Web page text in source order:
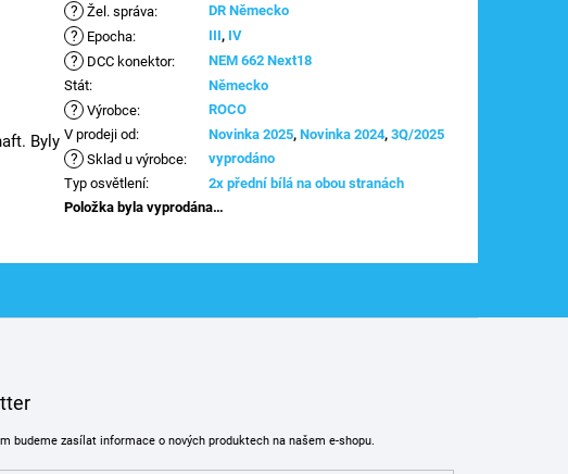
Byly
? Žel. správa: DR Německo
? Epocha: III, IV
? DCC konektor:
NEM 662 Next18
Stát: Německo
? Výrobce:
ROCO
V prodeji od: Novinka 2025,Novinka 2024,3Q/2025
? Sklad u výrobce:
vyprodáno
Typ osvětlení:
2x přední bílá na obou stranách
Položka byla vyprodána…
budeme zasílat informace o nových produktech na našem e-shopu.